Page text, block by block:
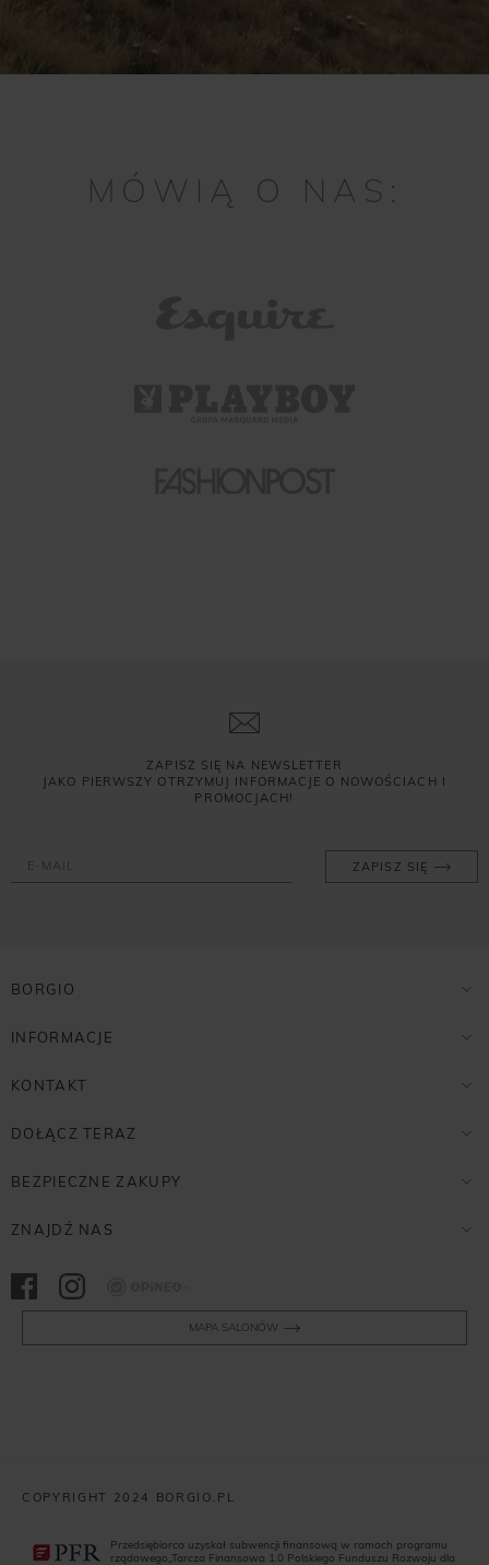
MÓWIĄ O NAS:
ZAPISZ SIĘ NA NEWSLETTER
JAKO PIERWSZY OTRZYMUJ INFORMACJE O NOWOŚCIACH I
PROMOCJACH!
ZAPISZ SIĘ
BORGIO
INFORMACJE
KONTAKT
DOŁĄCZ TERAZ
BEZPIECZNE ZAKUPY
ZNAJDŹ NAS
MAPA SALONÓW
COPYRIGHT 2024 BORGIO.PL
Przedsiębiorca uzyskał subwencji finansową w ramach programu
rządowego„Tarcza Finansowa 1.0 Polskiego Funduszu Rozwoju dla